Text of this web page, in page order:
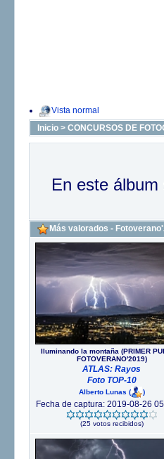
Vista normal
Inicio > CONCURSOS DE
En este
Más valorados -
Iluminando la montaña (PRIMER
FOTOVERANO'2019)
ATLAS: Rayos
Foto TOP-10
Alberto Lunas ( )
Fecha de captura: 2019-08-26
(25 votos recibidos)